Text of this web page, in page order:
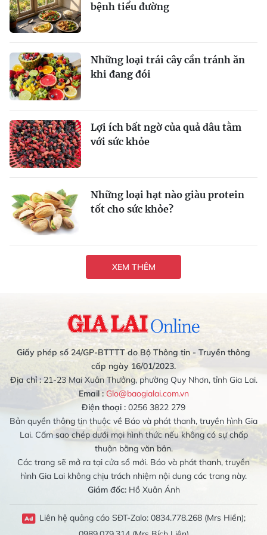
bệnh tiểu đường
Những loại trái cây cần tránh ăn
khi đang đói
Lợi ích bất ngờ của quả dâu tằm
với sức khỏe
Những loại hạt nào giàu protein
tốt cho sức khỏe?
XEM THÊM
Giấy phép số 24/GP-BTTTT do Bộ Thông tin - Truyền thông
cấp ngày 16/01/2023.
Địa chỉ :21-23 Mai Xuân Thưởng, phường Quy Nhơn, tỉnh Gia Lai.
Email : Glo@baogialai.com.vn
Điện thoại : 0256 3822 279
Bản quyền thông tin thuộc về Báo và phát thanh, truyền hình Gia
Lai. Cấm sao chép dưới mọi hình thức nếu không có sự chấp
thuận bằng văn bản.
Các trang sẽ mở ra tại cửa sổ mới. Báo và phát thanh, truyền
hình Gia Lai không chịu trách nhiệm nội dung các trang này.
Giám đốc:Hồ Xuân Ánh
Liên hệ quảng cáo SĐT-Zalo: 0834.778.268 (Mrs Hiền);